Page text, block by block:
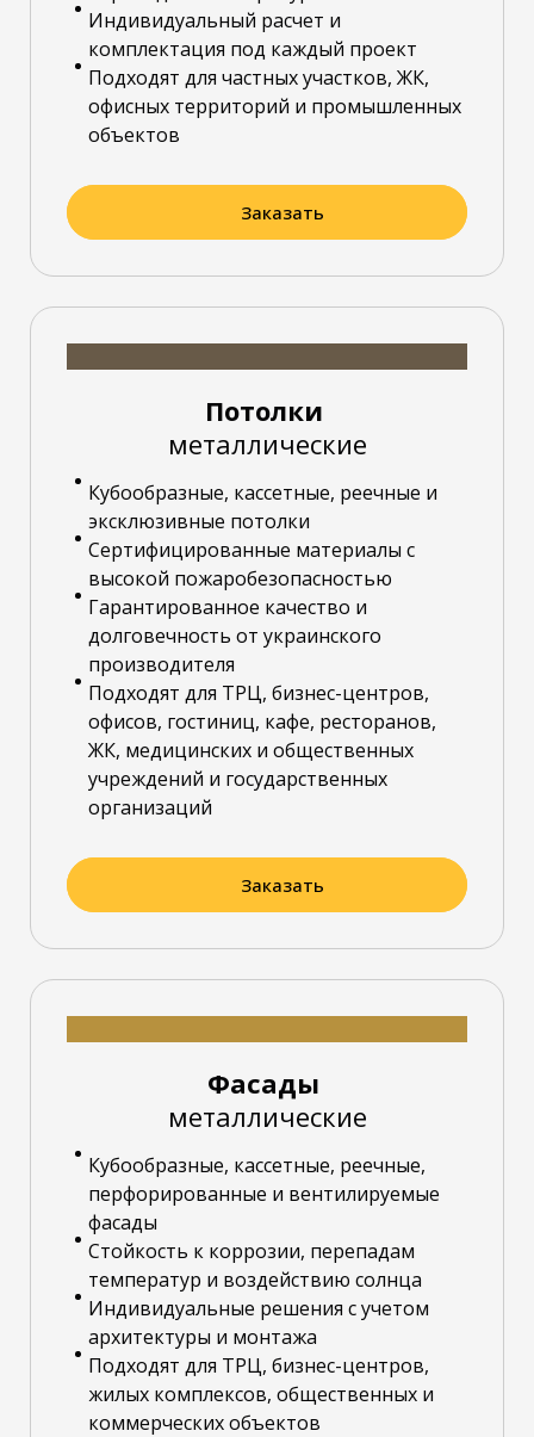
Индивидуальный расчет и
комплектация под каждый проект
Подходят для частных участков, ЖК,
офисных территорий и промышленных
объектов
Заказать
Потолки
металлические
Кубообразные, кассетные, реечные и
эксклюзивные потолки
Сертифицированные материалы с
высокой пожаробезопасностью
Гарантированное качество и
долговечность от украинского
производителя
Подходят для ТРЦ, бизнес-центров,
офисов, гостиниц, кафе, ресторанов,
ЖК, медицинских и общественных
учреждений и государственных
организаций
Заказать
Фасады
металлические
Кубообразные, кассетные, реечные,
перфорированные и вентилируемые
фасады
Стойкость к коррозии, перепадам
температур и воздействию солнца
Индивидуальные решения с учетом
архитектуры и монтажа
Подходят для ТРЦ, бизнес-центров,
жилых комплексов, общественных и
коммерческих объектов